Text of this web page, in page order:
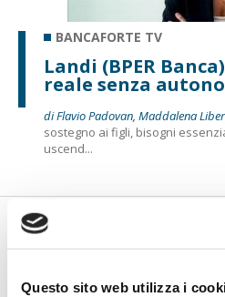
Questo sito web utilizza i
BANCAFORTE TV
Landi (BPER
reale senza
di Flavio Padovan, Maddalena
sostegno ai figli, bisogni
uscend...